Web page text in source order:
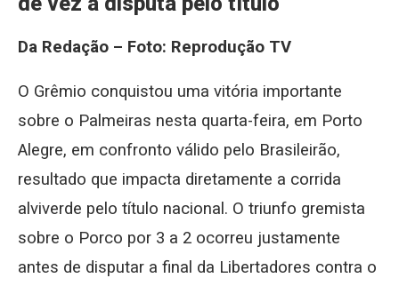
Da Redação – Foto: Reprodução TV
O Grêmio conquistou uma vitória importante
sobre o Palmeiras nesta quarta-feira, em Porto
Alegre, em confronto válido pelo Brasileirão,
resultado que impacta diretamente a corrida
alviverde pelo título nacional. O triunfo gremista
sobre o Porco por 3 a 2 ocorreu justamente
antes de disputar a final da Libertadores contra o